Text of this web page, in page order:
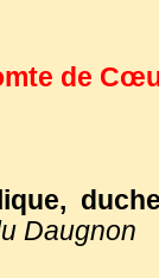
de
Daugnon